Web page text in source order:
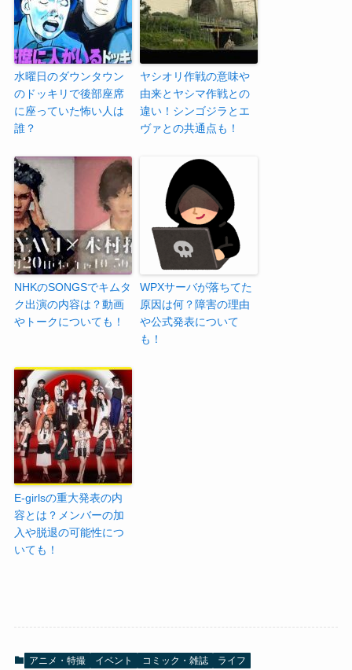
水曜日のダウンタウン
のドッキリで後部座席
に座っていた怖い人は
誰？
ヤシオリ作戦の意味や
由来とヤシマ作戦との
違い！シンゴジラとエ
ヴァとの共通点も！
NHKのSONGSでキムタ
ク出演の内容は？動画
やトークについても！
WPXサーバが落ちてた
原因は何？障害の理由
や公式発表について
も！
E-girlsの重大発表の内
容とは？メンバーの加
入や脱退の可能性につ
いても！
アニメ・特撮 イベント コミック・雑誌
ライフ